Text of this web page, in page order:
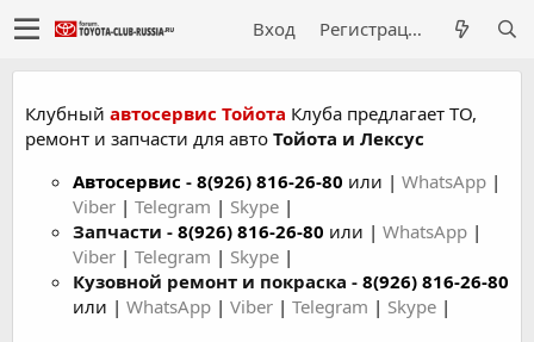
Вход Регистрация
Клубный автосервис Тойота Клуба предлагает ТО,
ремонт и запчасти для авто Тойота и Лексус
Автосервис - 8(926) 816-26-80 или | WhatsApp |
Viber | Telegram | Skype |
Запчасти - 8(926) 816-26-80 или | WhatsApp |
Viber | Telegram | Skype |
Кузовной ремонт и покраска - 8(926) 816-26-80
или | WhatsApp | Viber | Telegram | Skype |